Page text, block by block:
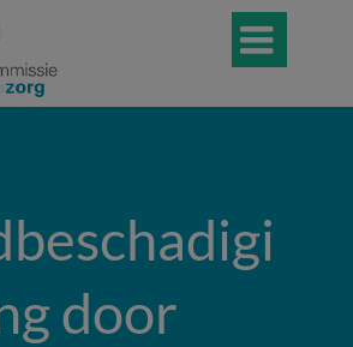

door